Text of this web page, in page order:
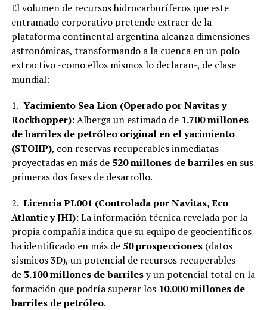
El volumen de recursos hidrocarburíferos que este
entramado corporativo pretende extraer de la
plataforma continental argentina alcanza dimensiones
astronómicas, transformando a la cuenca en un polo
extractivo -como ellos mismos lo declaran-, de clase
mundial:
1. Yacimiento Sea Lion (Operado por Navitas y
Rockhopper):Alberga un estimado de 1.700 millones
de barriles de petróleo original en el yacimiento
(STOIIP), con reservas recuperables inmediatas
proyectadas en más de 520 millones de barrilesen sus
primeras dos fases de desarrollo.
2. Licencia PL001 (Controlada por Navitas, Eco
Atlantic y JHI):La información técnica revelada por la
propia compañía indica que su equipo de geocientíficos
ha identificado en más de 50 prospecciones(datos
sísmicos 3D), un potencial de recursos recuperables
de 3.100 millones de barrilesy un potencial total en la
formación que podría superar los 10.000 millones de
barriles de petróleo.